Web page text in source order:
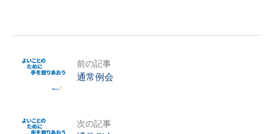
前の記事
通常例会
次の記事